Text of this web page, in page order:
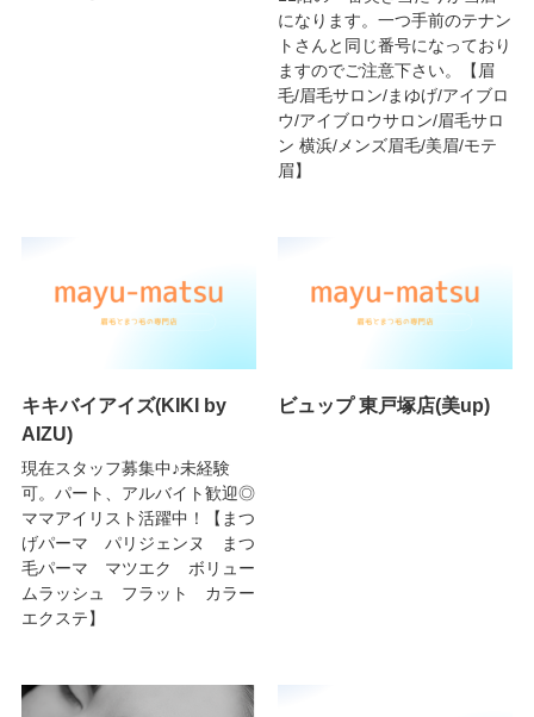
になります。一つ手前のテナン
トさんと同じ番号になっており
ますのでご注意下さい。【眉
毛/眉毛サロン/まゆげ/アイブロ
ウ/アイブロウサロン/眉毛サロ
ン 横浜/メンズ眉毛/美眉/モテ
眉】
キキバイアイズ(KIKI by
AIZU)
現在スタッフ募集中♪未経験
可。パート、アルバイト歓迎◎
ママアイリスト活躍中！【まつ
げパーマ パリジェンヌ まつ
毛パーマ マツエク ボリュー
ムラッシュ フラット カラー
エクステ】
ビュップ 東戸塚店(美up)